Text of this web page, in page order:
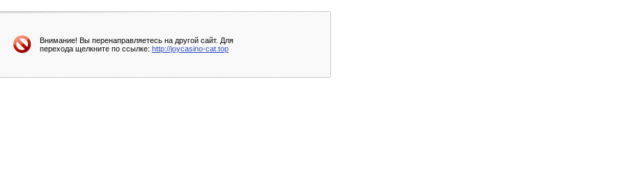
Внимание! Вы перенаправляетесь на другой сайт. Для
перехода щелкните по ссылке: http://joycasino-cat.top